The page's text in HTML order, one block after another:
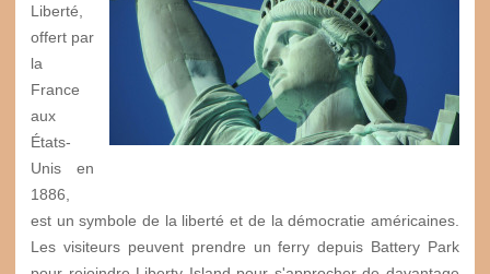
Liberté,
offert par
la
France
aux
États-
Unis en
1886,
est un symbole de la liberté et de la démocratie américaines.
Les visiteurs peuvent prendre un ferry depuis Battery Park